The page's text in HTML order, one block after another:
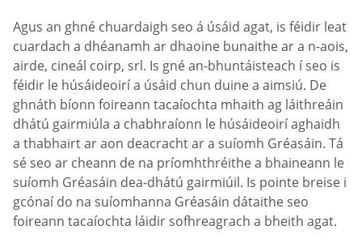
Agus an ghné chuardaigh seo á úsáid agat, is féidir leat
cuardach a dhéanamh ar dhaoine bunaithe ar a n-aois,
airde, cineál coirp, srl. Is gné an-bhuntáisteach í seo is
féidir le húsáideoirí a úsáid chun duine a aimsiú. De
ghnáth bíonn foireann tacaíochta mhaith ag láithreáin
dhátú gairmiúla a chabhraíonn le húsáideoirí aghaidh
a thabhairt ar aon deacracht ar a suíomh Gréasáin. Tá
sé seo ar cheann de na príomhthréithe a bhaineann le
suíomh Gréasáin dea-dhátú gairmiúil. Is pointe breise i
gcónaí do na suíomhanna Gréasáin dátaithe seo
foireann tacaíochta láidir sofhreagrach a bheith agat.